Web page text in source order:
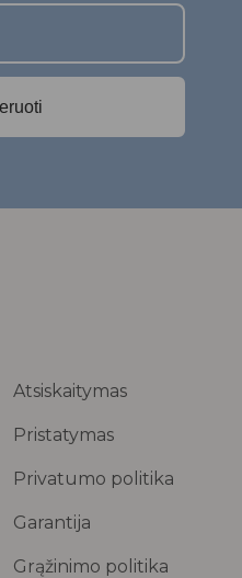
Atsiskaitymas
Pristatymas
Privatumo politika
Garantija
Grąžinimo politika